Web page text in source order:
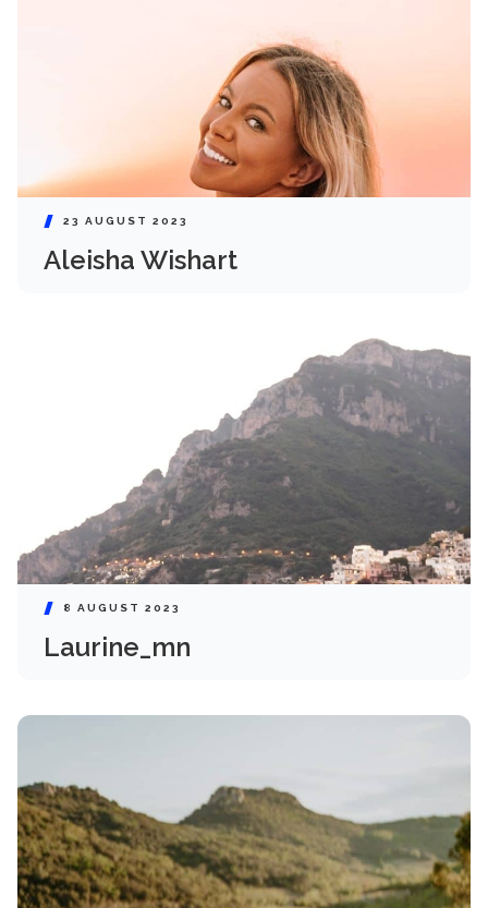
23 AUGUST 2023
Aleisha Wishart
8 AUGUST 2023
Laurine_mn